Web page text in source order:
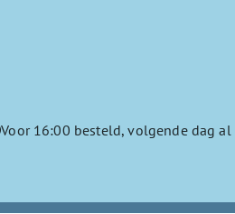
Voor 16:00 besteld, volgende dag al